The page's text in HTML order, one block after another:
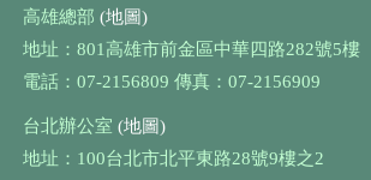
高雄總部 (地圖)
地址：801高雄市前金區中華四路282號5樓
電話：07-2156809 傳真：07-2156909
台北辦公室 (地圖)
地址：100台北市北平東路28號9樓之2